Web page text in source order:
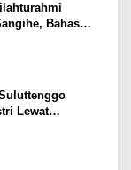
Bahas
hingga
Lewat
Bolaang